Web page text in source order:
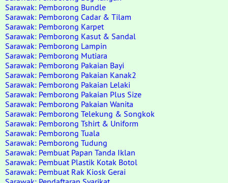
Sarawak: Pemborong Bundle
Sarawak: Pemborong Cadar & Tilam
Sarawak: Pemborong Karpet
Sarawak: Pemborong Kasut & Sandal
Sarawak: Pemborong Lampin
Sarawak: Pemborong Mutiara
Sarawak: Pemborong Pakaian Bayi
Sarawak: Pemborong Pakaian Kanak2
Sarawak: Pemborong Pakaian Lelaki
Sarawak: Pemborong Pakaian Plus Size
Sarawak: Pemborong Pakaian Wanita
Sarawak: Pemborong Telekung & Songkok
Sarawak: Pemborong Tshirt & Uniform
Sarawak: Pemborong Tuala
Sarawak: Pemborong Tudung
Sarawak: Pembuat Papan Tanda Iklan
Sarawak: Pembuat Plastik Kotak Botol
Sarawak: Pembuat Rak Kiosk Gerai